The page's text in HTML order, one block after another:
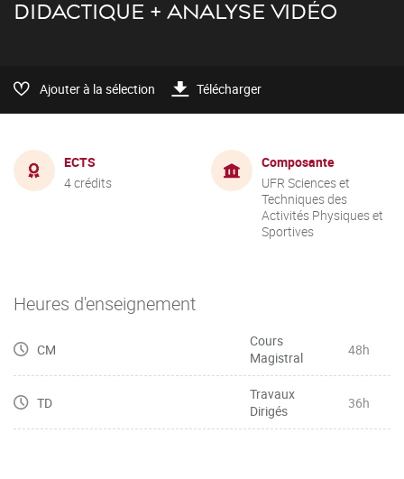
DIDACTIQUE + ANALYSE VIDÉO
Ajouter à la sélection Télécharger
ECTS
4 crédits
Composante
UFR Sciences et
Techniques des
Activités Physiques et
Sportives
Heures d'enseignement
CM
Cours
Magistral
48h
TD
Travaux
Dirigés
36h